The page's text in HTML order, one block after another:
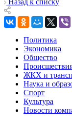
Политика
Экономика
Общество
ЖКХ и
Наука и
Спорт
Культура
Новости